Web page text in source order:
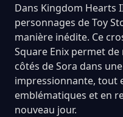
Dans Kingdom Hearts
personnages de Toy
manière inédite. Ce
Square Enix permet
côtés de Sora dans
impressionnante, tout
emblématiques et en
nouveau jour.